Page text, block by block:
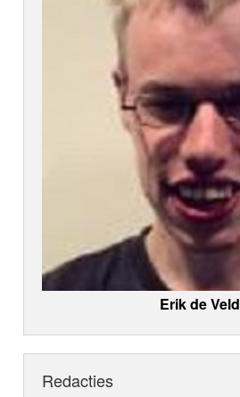
Erik de Veld
Redacties